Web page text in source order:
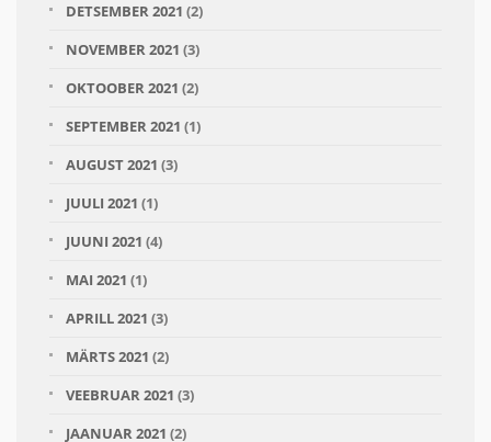
DETSEMBER 2021 (2)
NOVEMBER 2021 (3)
OKTOOBER 2021 (2)
SEPTEMBER 2021 (1)
AUGUST 2021 (3)
JUULI 2021 (1)
JUUNI 2021 (4)
MAI 2021 (1)
APRILL 2021 (3)
MÄRTS 2021 (2)
VEEBRUAR 2021 (3)
JAANUAR 2021 (2)